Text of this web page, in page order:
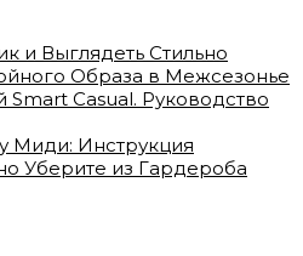
и Выглядеть Стильно
Образа в Межсезонье
Casual. Руководство
Миди: Инструкция
Уберите из Гардероба